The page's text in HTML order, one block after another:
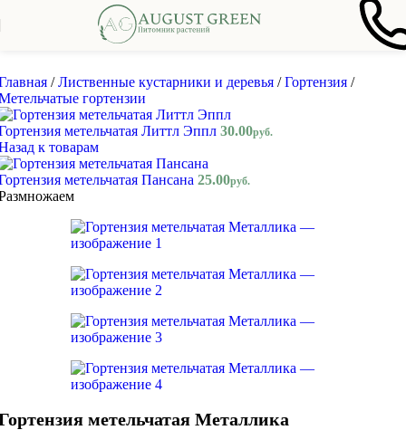
Skip to navigation Skip to main content
/ Лиственные кустарники и деревья / Гортензия /
гортензии
метельчатая Литтл Эппл 30.00руб.
к товарам
метельчатая Пансана 25.00руб.
метельчатая Металлика